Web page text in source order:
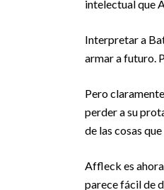
intelectual que
Interpretar a
armar a futuro.
Pero
perder a su
de las cosas
Affleck es
parece fácil de